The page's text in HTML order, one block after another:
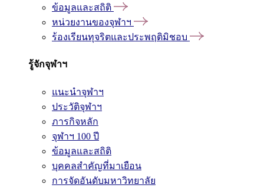
ข้อมูลและสถิติ
หน่วยงานของจุฬาฯ
ร้องเรียนทุจริตและประพฤติมิชอบ
รู้จักจุฬาฯ
แนะนำจุฬาฯ
ประวัติจุฬาฯ
ภารกิจหลัก
จุฬาฯ 100 ปี
ข้อมูลและสถิติ
บุคคลสำคัญที่มาเยือน
การจัดอันดับมหาวิทยาลัย